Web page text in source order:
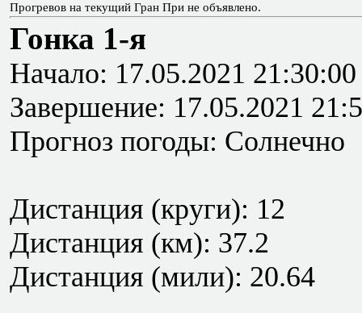
Прогревов на текущий Гран При не объявлено.
Гонка 1-я
Начало: 17.05.2021 21:30:00
Завершение: 17.05.2021
Прогноз погоды: Солнечно
Дистанция (круги): 12
Дистанция (км): 37.2
Дистанция (мили): 20.64